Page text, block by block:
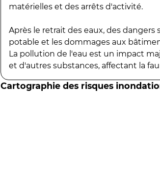
matérielles et des arrêts d'activité.
Après le retrait des eaux, des
potable et les dommages aux
La pollution de l'eau est un impact
et d'autres substances, affectant la
Cartographie des risques